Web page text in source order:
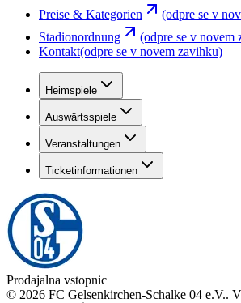
Preise & Kategorien
(odpre se v
Stadionordnung
(odpre se v novem
Kontakt(odpre se v novem zavihku)
Heimspiele
Auswärtsspiele
Veranstaltungen
Ticketinformationen
Prodajalna vstopnic
© 2026 FC Gelsenkirchen-Schalke 04 e.V..